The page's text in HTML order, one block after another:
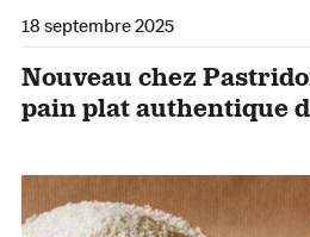
18 septembre 2025
Nouveau chez
pain plat authentique